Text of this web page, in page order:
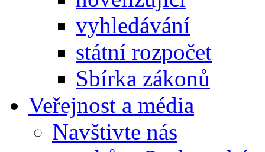
vyhledávání
státní rozpočet
Sbírka zákonů
Veřejnost a média
Navštivte nás